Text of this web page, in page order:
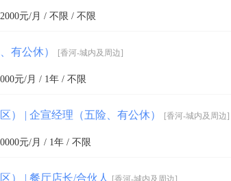
元/月 / 不限 / 不限
有公休） [香河-城内及周边]
元/月 / 1年 / 不限
） | 企宣经理（五险、有公休） [香河-城内及周边]
元/月 / 1年 / 不限
） | 餐厅店长/合伙人 [香河-城内及周边]